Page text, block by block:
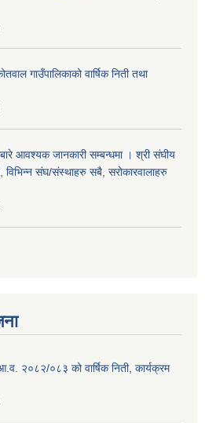
गाउँपालिकाको वार्षिक निती तथा
आवश्यक जानकारी सम्बन्धमा । श्री संघीय
विभिन्‍न संघ/संस्थाहरु सबै, सरोकारवालाहरु
२०८२/०८३ को वार्षिक निती, कार्यक्रम